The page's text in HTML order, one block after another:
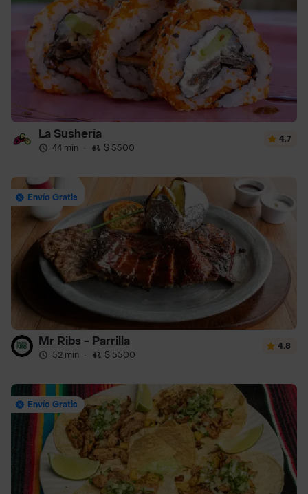
La Sushería
44 min · $ 5500
4.7
Envío Gratis
Mr Ribs - Parrilla
52 min · $ 5500
4.8
Envío Gratis